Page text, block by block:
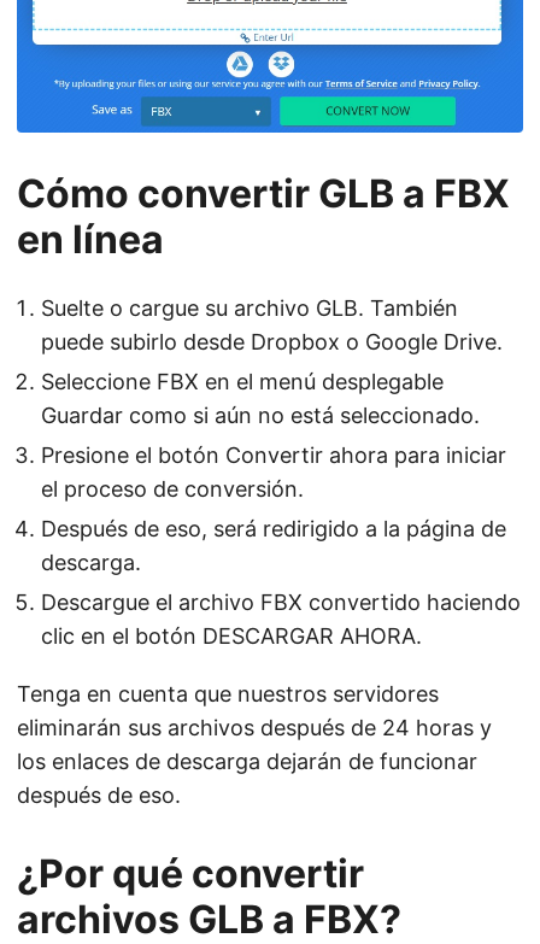
Cómo convertir GLB a FBX
en línea
Suelte o cargue su archivo GLB. También
puede subirlo desde Dropbox o Google Drive.
Seleccione FBX en el menú desplegable
Guardar como si aún no está seleccionado.
Presione el botón Convertir ahora para iniciar
el proceso de conversión.
Después de eso, será redirigido a la página de
descarga.
Descargue el archivo FBX convertido haciendo
clic en el botón DESCARGAR AHORA.
Tenga en cuenta que nuestros servidores
eliminarán sus archivos después de 24 horas y
los enlaces de descarga dejarán de funcionar
después de eso.
¿Por qué convertir
archivos GLB a FBX?